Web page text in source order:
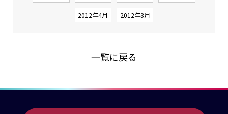
2012年4月 2012年3月
一覧に戻る